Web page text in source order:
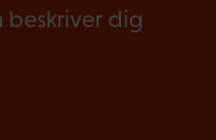
beskriver dig